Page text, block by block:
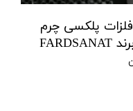
پلکسی چرم